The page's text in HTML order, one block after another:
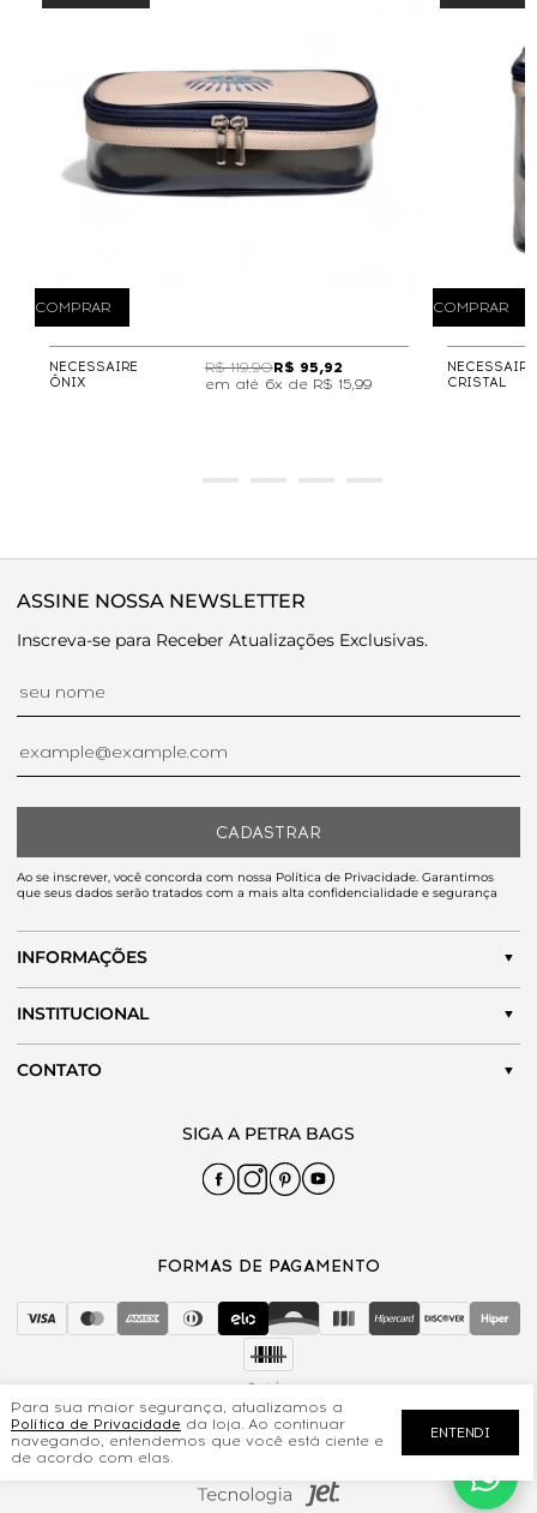
Para sua maior segurança, atualizamos a
Política de Privacidade da loja. Ao continuar
navegando, entendemos que você está ciente e
de acordo com elas.
ENTENDI
COMPRAR
NECESSAIRE
ÔNIX
R$ 119,90R$ 95,92
6x de R$ 15,99
COMPRAR
NECESSAIRE
CRISTAL
ASSINE NOSSA NEWSLETTER
Inscreva-se para Receber Atualizações Exclusivas.
CADASTRAR
Ao se inscrever, você concorda com nossa Política de Privacidade. Garantimos
que seus dados serão tratados com a mais alta confidencialidade e segurança
INFORMAÇÕES
INSTITUCIONAL
CONTATO
I C BORASCHI INDUSTRIA E COMERCIO DE BOLSAS | CNPJ